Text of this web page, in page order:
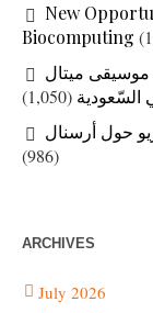
New
Biocomputing
موسيقى ميتال
السّعودية (1,050)
حول أرسنال
(986)
ARCHIVES
July 2026